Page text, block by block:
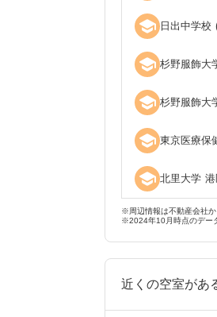
school 日出中学校
school 杉野服飾大
school 杉野服飾大
school 東京医療保
school 北里大学
※周辺情報は不動産会社か
※2024年10月時点のデー
近くの空室があ